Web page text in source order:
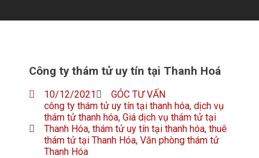
Công ty thám tử uy tín tại Thanh Hoá
10/12/2021
GÓC TƯ VẤN
công ty thám tử uy tín tại thanh hóa, dịch vụ
thám tử thanh hóa, Giá dịch vụ thám tử tại
Thanh Hóa, thám tử uy tín tại thanh hóa, thuê
thám tử tại Thanh Hóa, Văn phòng thám tử
Thanh Hóa